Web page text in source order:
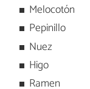
Melocotón
Pepinillo
Nuez
Higo
Ramen